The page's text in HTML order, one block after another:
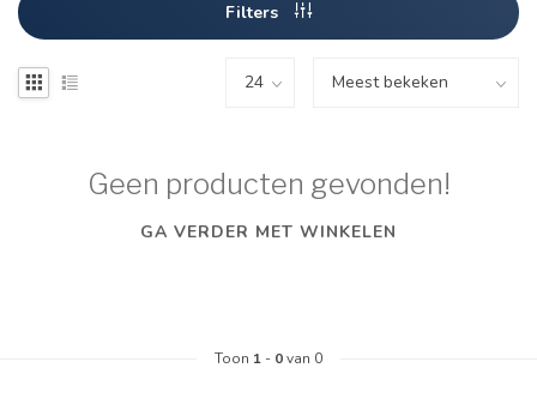
Filters
Geen producten gevonden!
GA VERDER MET WINKELEN
Toon 1 - 0van 0